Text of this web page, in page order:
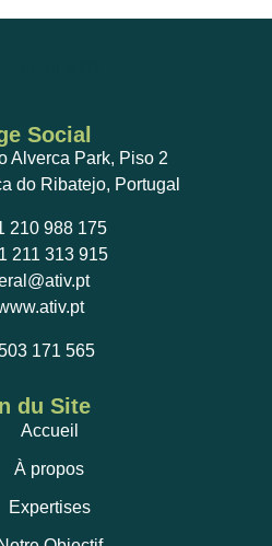
Social
Alverca Park, Piso 2
do Ribatejo, Portugal
210 988 175
211 313 915
171 565
du Site
Accueil
À propos
Expertises